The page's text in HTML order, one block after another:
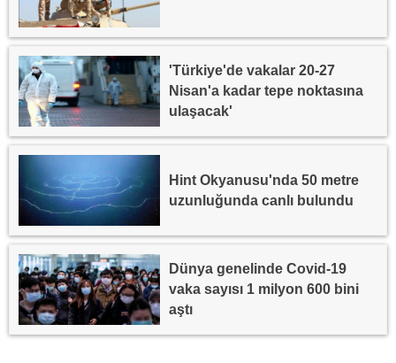
'Türkiye'de vakalar 20-27
Nisan'a kadar tepe noktasına
ulaşacak'
Hint Okyanusu'nda 50 metre
uzunluğunda canlı bulundu
Dünya genelinde Covid-19
vaka sayısı 1 milyon 600 bini
aştı